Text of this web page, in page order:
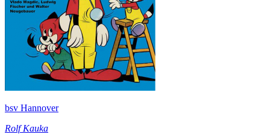
bsv Hannover
Rolf Kauka